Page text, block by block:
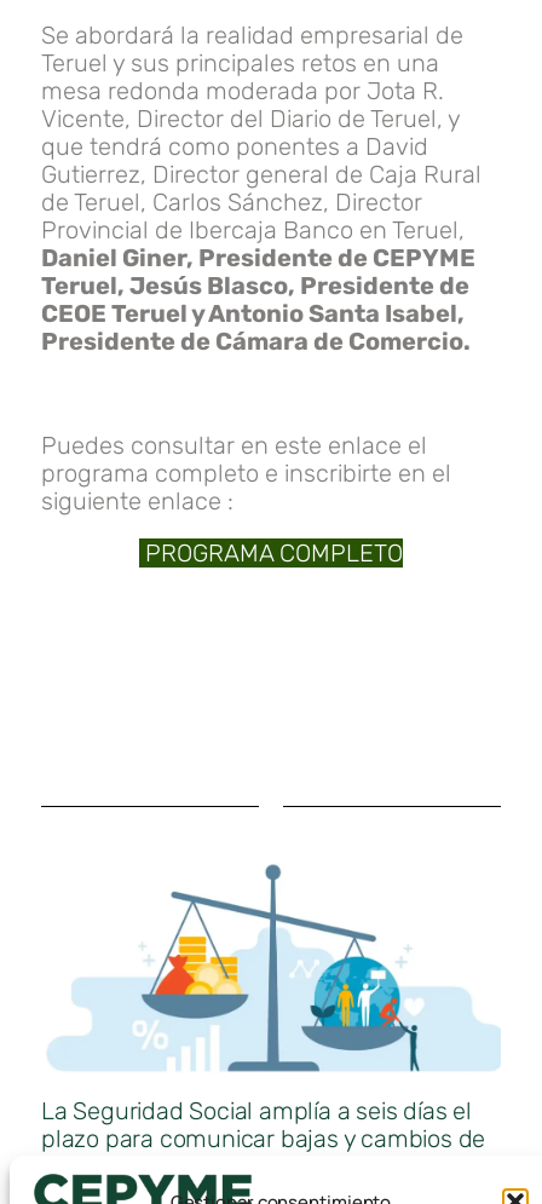
Se abordará la realidad empresarial de
Teruel y sus principales retos en una
mesa redonda moderada por Jota R.
Vicente, Director del Diario de Teruel, y
que tendrá como ponentes a David
Gutierrez, Director general de Caja Rural
de Teruel, Carlos Sánchez, Director
Provincial de Ibercaja Banco en Teruel,
Daniel Giner, Presidente de CEPYME
Teruel, Jesús Blasco, Presidente de
CEOE Teruel y Antonio Santa Isabel,
Presidente de Cámara de Comercio.
Puedes consultar en este enlace el
programa completo e inscribirte en el
siguiente enlace :
PROGRAMA COMPLETO
La Seguridad Social amplía a seis días el
plazo para comunicar bajas y cambios de
datos de trabajadores y trabajadoras